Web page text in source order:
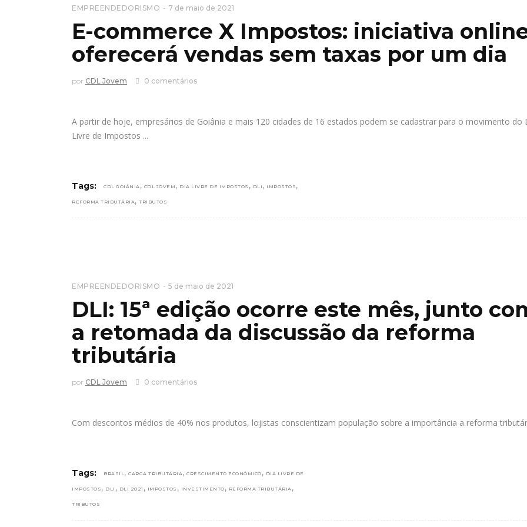
EMPREENDEDORISMO 7 de maio de 2021
E-commerce X Impostos: iniciativa
oferecerá vendas sem taxas por um dia
por CDL Jovem 0 comentários
A partir de hoje, empresários de Goiânia e mais 120 cidades de 16 estados podem se cadastrar para o movimento do
Livre de Impostos
Tags: CDL GOIÂNIA , CDL JOVEM , DIA LIVRE DE IMPOSTOS , DLI , IMPOSTOS ,
REFORMA TRIBUTÁRIA, TRIBUTOS
EMPREENDEDORISMO 5 de maio de 2021
DLI: 15ª edição ocorre este mês, junto
a retomada da discussão da reforma
tributária
por CDL Jovem 0 comentários
Com descontos médios de 40% nos produtos, lojistas conscientizam população sobre a importância a reforma
Tags: BRASIL, CARGA TRIBUTÁRIA, CRESCIMENTO ECONÔMICO , DIA LIVRE DE
IMPOSTOS , DLI , DLI 2021 , IMPOSTOS , INVESTIMENTO , REFORMA TRIBUTÁRIA ,
TRIBUTOS